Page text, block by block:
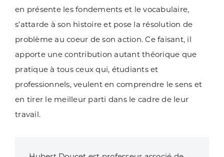
en présente les fondements et le vocabulaire,
s’attarde à son histoire et pose la résolution de
problème au coeur de son action. Ce faisant, il
apporte une contribution autant théorique que
pratique à tous ceux qui, étudiants et
professionnels, veulent en comprendre le sens et
en tirer le meilleur parti dans le cadre de leur
travail.